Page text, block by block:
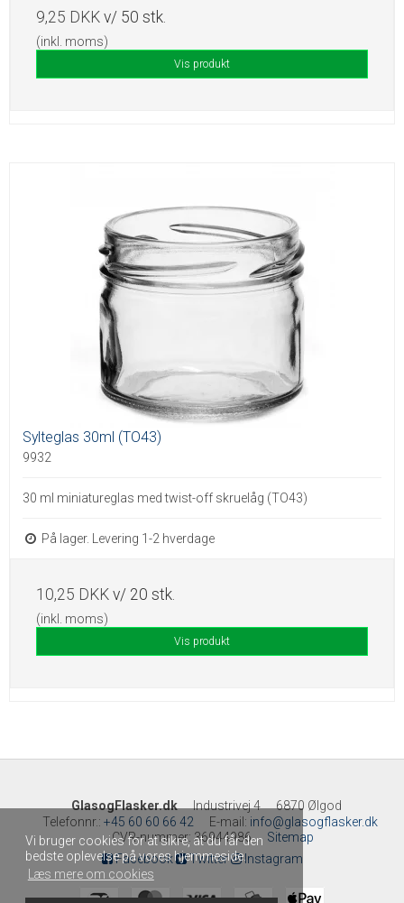
Vi bruger cookies for at sikre, at du får den
bedste oplevelse på vores hjemmeside.
Læs mere om cookies
9,25 DKK v/ 50 stk.
(inkl. moms)
Vis produkt
Sylteglas 30ml (TO43)
9932
30 ml miniatureglas med twist-off skruelåg (TO43)
På lager. Levering 1-2 hverdage
10,25 DKK v/ 20 stk.
(inkl. moms)
Vis produkt
GlasogFlasker.dk Industrivej 4
6870 Ølgod
Telefonnr.: +45 60 60 66 42 E-mail: info@glasogflasker.dk
CVR-nummer: 36944986
Sitemap
Facebook
Twitter Instagram